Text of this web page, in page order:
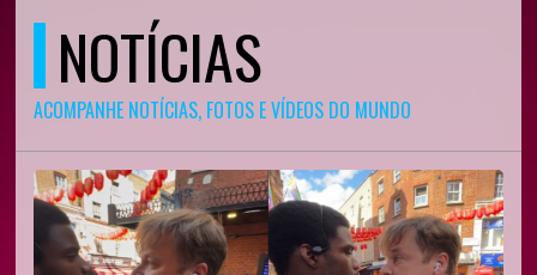
NOTÍCIAS
ACOMPANHE NOTÍCIAS, FOTOS E VÍDEOS DO MUNDO